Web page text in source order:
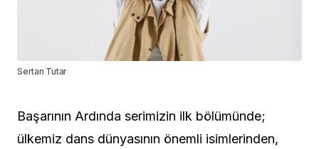
Sertan Tutar
Başarının Ardında serimizin ilk bölümünde;
ülkemiz dans dünyasının önemli isimlerinden,